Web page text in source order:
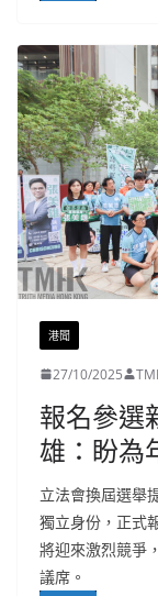
港聞
27/10/2025
報名參選
雄：盼為
立法會換屆選舉
獨立身份，正式
將迎來激烈競爭
議席。